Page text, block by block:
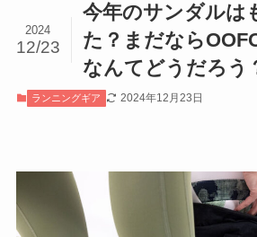
今年のサンダルは
た？まだなら
なんてどうだろう
2024
12/23
ランニングギア 2024年12月23日